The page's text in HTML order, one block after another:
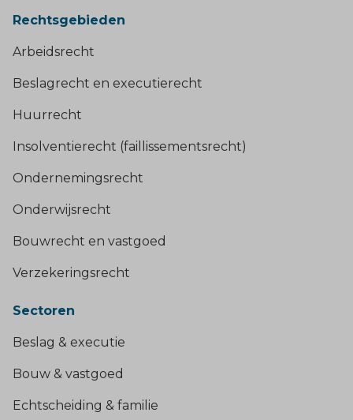
Rechtsgebieden
Arbeidsrecht
Beslagrecht en executierecht
Huurrecht
Insolventierecht (faillissementsrecht)
Ondernemingsrecht
Onderwijsrecht
Bouwrecht en vastgoed
Verzekeringsrecht
Sectoren
Beslag & executie
Bouw & vastgoed
Echtscheiding & familie